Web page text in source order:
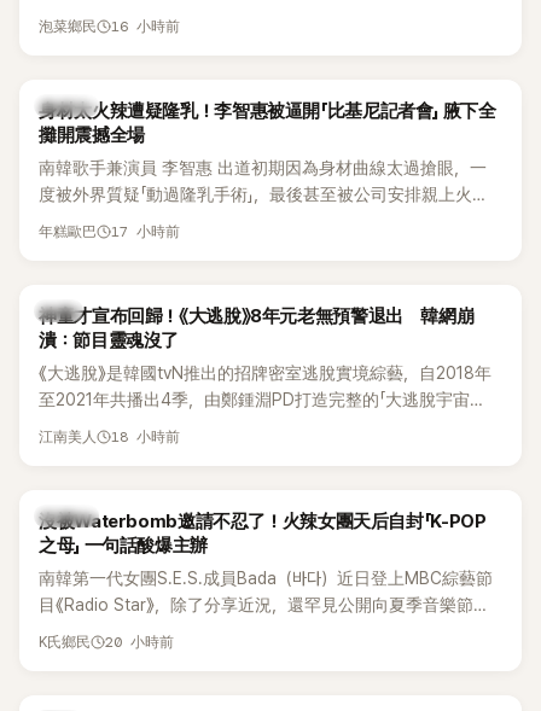
泡菜鄉民 16 小時前
K-POP
身材太火辣遭疑隆乳！李智惠被逼開「比基尼記者會」 腋下全
攤開震撼全場
南韓歌手兼演員 李智惠 出道初期因為身材曲線太過搶眼，一
度被外界質疑「動過隆乳手術」，最後甚至被公司安排親上火
線，召開前所未見的「泳裝記者會」澄清。這場記者會後來還被
熱議。 2日播出的 SBS 綜藝節目《我的經紀人太難搞－秘書
鎮》，邀請同時兼顧工作與育兒的演藝圈代表「媽媽群」——李智
惠、李賢怡、李恩亨，以第13位「My Star」身分登場，分享最真
實的生活日常。 節目一開始，李瑞鎮 率先與李智惠會合，兩人
邊搭車邊聊天，氣氛輕鬆。聊到最近的新聞，李瑞鎮突然直球
發問：「妳不是上新聞了？說妳去做整形？是人中縮短手術嗎？」
延燒到過去的爭議。李瑞鎮脫口補刀：「妳以前不是還在游泳池
開過記者會？」直接點名她當年的風波。李智惠聽了忍不住笑
說：「哥怎麼連這個都知道？」李瑞鎮則回嘴：「那時候新聞鬧那
麼大，不知道才奇怪吧。」一來一往，氣氛反而更加輕鬆。 談到
當年情況，李智惠終於鬆口坦言，當時確實被質疑動過隆胸手
術。她回憶：「拍了比基尼照片之後，就開始被說是不是去隆乳
了。」為了澄清誤會，她只好親自站出來說清楚。 李智惠進一步
年糕歐巴 17 小時前
韓星
神童才宣布回歸！《大逃脫》8年元老無預警退出 韓網崩
潰：節目靈魂沒了
《大逃脫》是韓國tvN推出的招牌密室逃脫實境綜藝，自2018年
至2021年共播出4季，由鄭鍾淵PD打造完整的「大逃脫宇宙
（DTCU）」，憑藉燒腦劇情、電影級場景與龐大世界觀，累積
江南美人 18 小時前
K-POP
沒被Waterbomb邀請不忍了！火辣女團天后自封「K-POP
之母」 一句話酸爆主辦
南韓第一代女團S.E.S.成員Bada（바다）近日登上MBC綜藝節
目《Radio Star》，除了分享近況，還罕見公開向夏季音樂節
Waterbomb喊話，笑稱自己至今從未受邀演出，更幽默表示：
K氏鄉民 20 小時前